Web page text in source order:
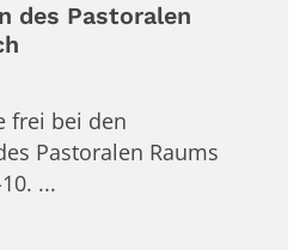
des Pastoralen
frei bei den
Pastoralen Raums
...